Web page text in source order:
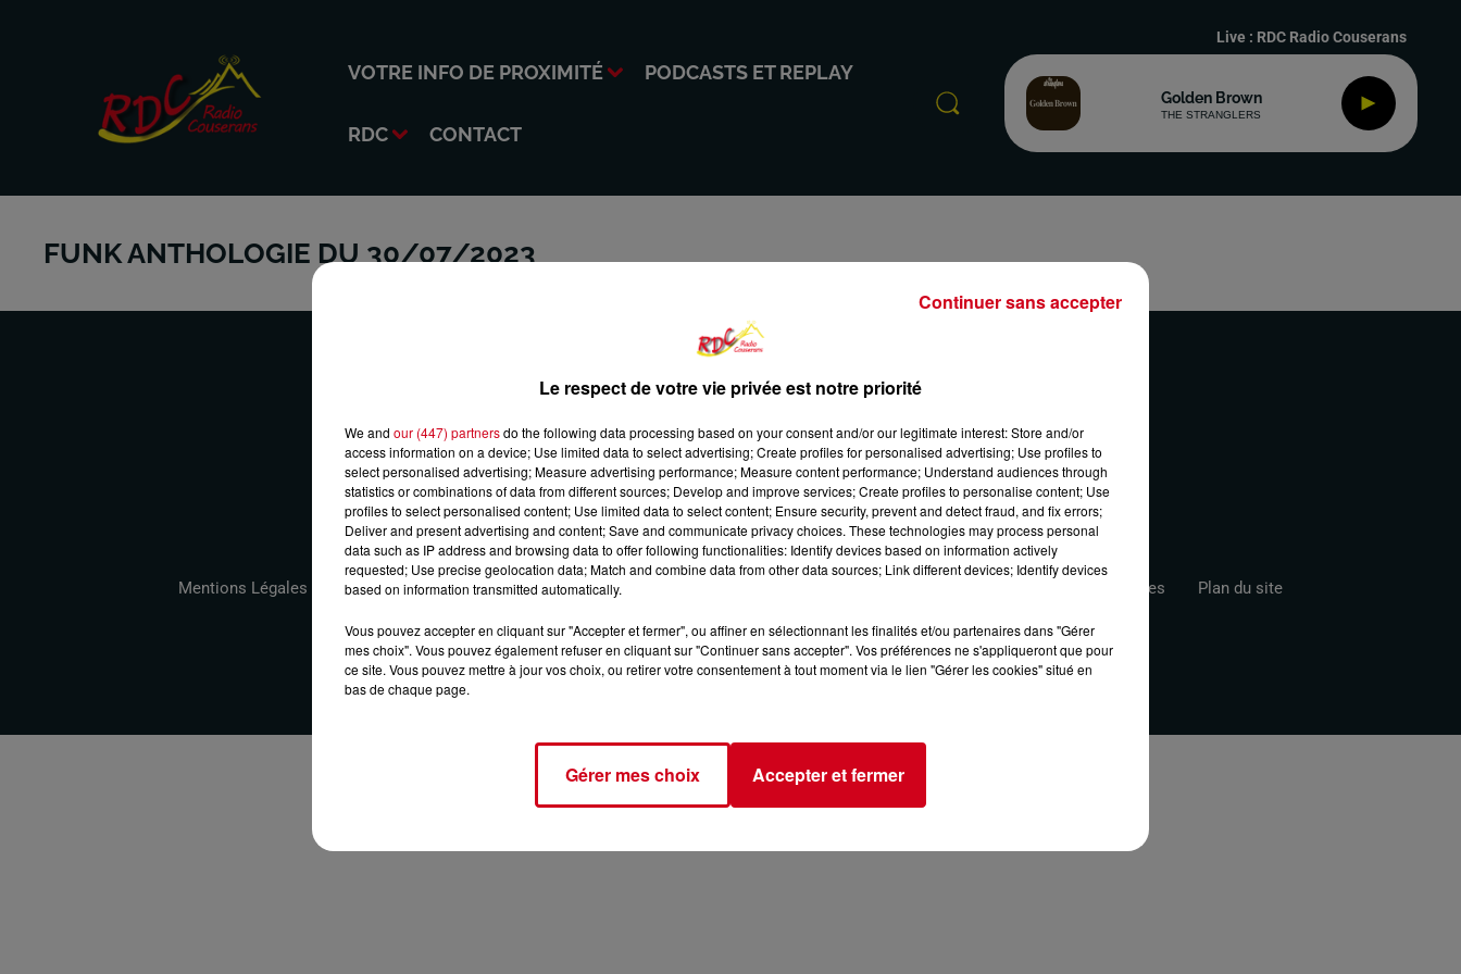
VOTRE INFO DE PROXIMITÉ PODCASTS ET REPLAY
RDC CONTACT
Live : RDC Radio Couserans
Golden Brown
THE STRANGLERS
FUNK ANTHOLOGIE DU 30/07/2023
VOTRE INFO DE PROXIMITÉ PODCASTS ET REPLAY RDC CONTACT
Mentions Légales Conditions Générales d'Utilisation Gestion des Cookies Plan du site
Archives 2026 2025 2024 2023 2022
Le respect de votre vie privée est notre priorité
We and our (447) partnersdo the following data processing based on your consent and/or our legitimate interest: Store and/or
access information on a device; Use limited data to select advertising; Create profiles for personalised advertising; Use profiles to
select personalised advertising; Measure advertising performance; Measure content performance; Understand audiences through
statistics or combinations of data from different sources; Develop and improve services; Create profiles to personalise content; Use
profiles to select personalised content; Use limited data to select content; Ensure security, prevent and detect fraud, and fix errors;
Deliver and present advertising and content; Save and communicate privacy choices. These technologies may process personal
data such as IP address and browsing data to offer following functionalities: Identify devices based on information actively
requested; Use precise geolocation data; Match and combine data from other data sources; Link different devices; Identify devices
based on information transmitted automatically.
Vous pouvez accepter en cliquant sur "Accepter et fermer", ou affiner en sélectionnant les finalités et/ou partenaires dans "Gérer
mes choix". Vous pouvez également refuser en cliquant sur "Continuer sans accepter". Vos préférences ne s'appliqueront que pour
ce site. Vous pouvez mettre à jour vos choix, ou retirer votre consentement à tout moment via le lien "Gérer les cookies" situé en
bas de chaque page.
Gérer mes choix Accepter et fermer
Continuer sans accepter